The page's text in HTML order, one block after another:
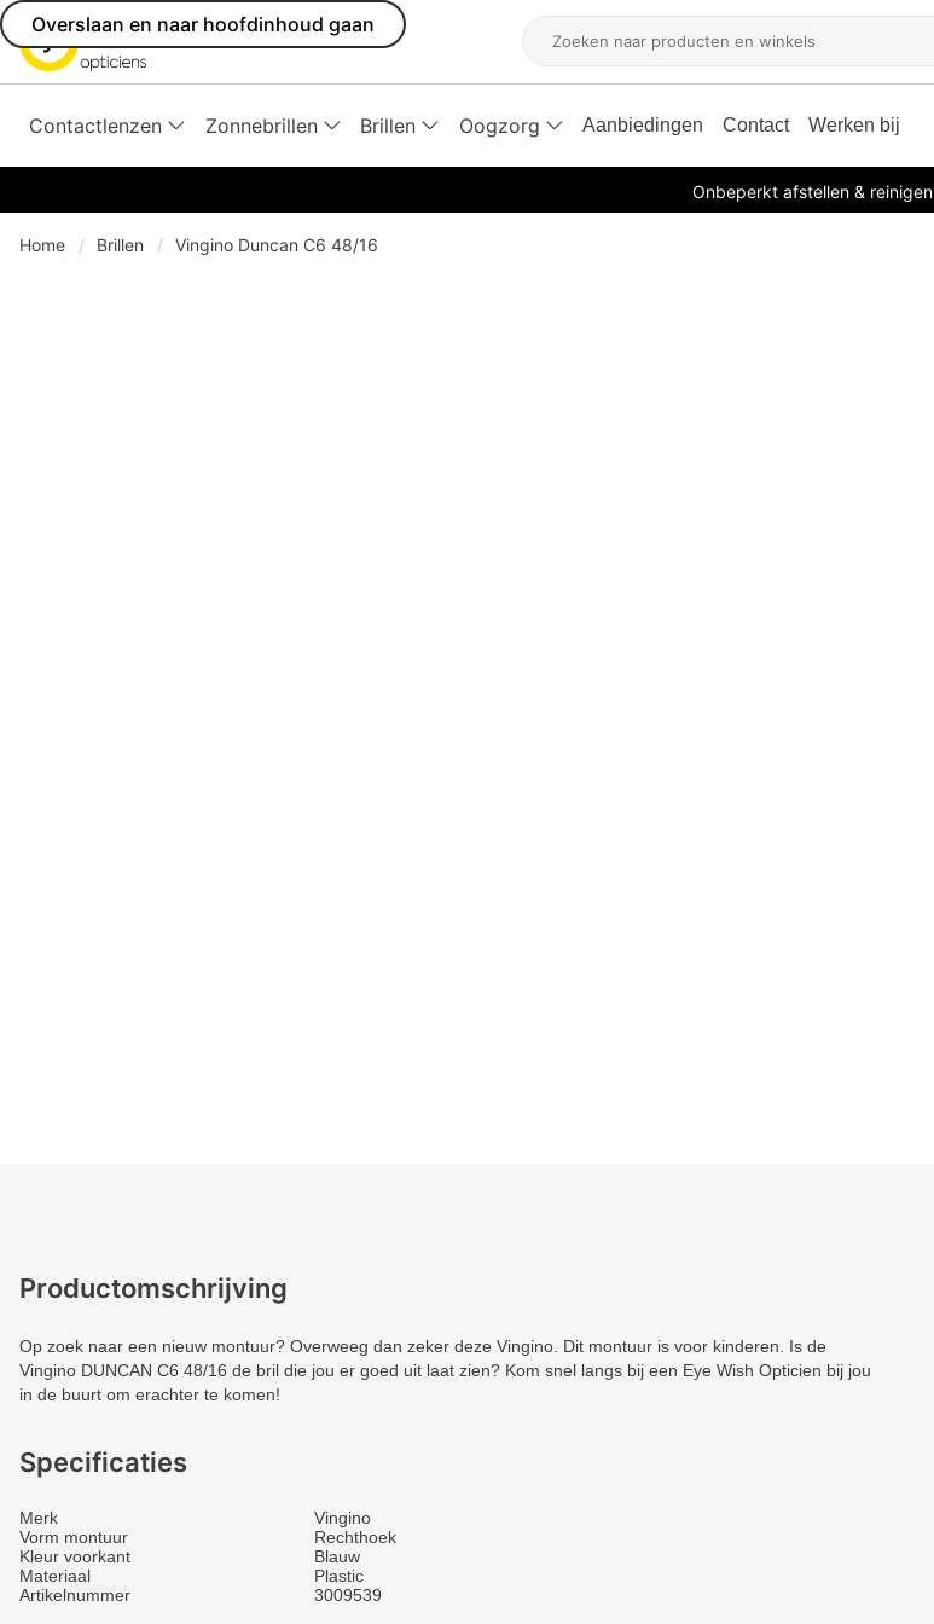
Overslaan en naar hoofdinhoud gaan
Zoeken
Contactlenzen Zonnebrillen Brillen Oogzorg Aanbiedingen Contact Werken bij
Onbeperkt afstellen & reinigen
Home Brillen Vingino Duncan C6 48/16
Productomschrijving
Op zoek naar een nieuw montuur? Overweeg dan zeker deze Vingino. Dit montuur is voor kinderen. Is de
Vingino DUNCAN C6 48/16 de bril die jou er goed uit laat zien? Kom snel langs bij een Eye Wish Opticien bij jou
in de buurt om erachter te komen!
Specificaties
Merk
Vingino
Vorm montuur
Rechthoek
Kleur voorkant
Blauw
Materiaal
Plastic
Artikelnummer
3009539